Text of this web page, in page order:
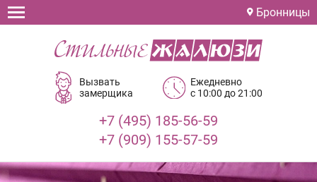
Бронницы
Вызвать
замерщика
Ежедневно
с 10:00 до 21:00
+7 (495) 185-56-59
+7 (909) 155-57-59